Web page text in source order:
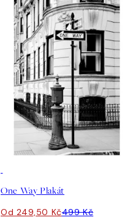
One Way Plakát
Od 249,50 Kč499 Kč